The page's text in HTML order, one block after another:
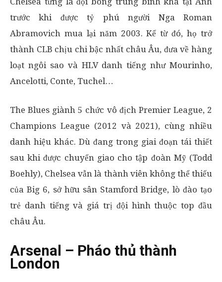
trước khi được tỷ phú người Nga Roman
Abramovich mua lại năm 2003. Kể từ đó, họ trở
thành CLB chịu chi bậc nhất châu Âu, đưa về hàng
loạt ngôi sao và HLV danh tiếng như Mourinho,
Ancelotti, Conte, Tuchel…
The Blues giành 5 chức vô địch Premier League, 2
Champions League (2012 và 2021), cùng nhiều
danh hiệu khác. Dù đang trong giai đoạn tái thiết
sau khi được chuyển giao cho tập đoàn Mỹ (Todd
Boehly), Chelsea vẫn là thành viên không thể thiếu
của Big 6, sở hữu sân Stamford Bridge, lò đào tạo
trẻ danh tiếng và giá trị đội hình thuộc top đầu
châu Âu.
Arsenal – Pháo thủ thành
London